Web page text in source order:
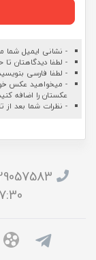
- نشانی ایمیل شما
- لطفا دیدگاهتان
- لطفا فارسی
- میخواهید عکس
عکستان را اضافه
- نظرات شما بعد از
17:30-9:30 پنجشنبه